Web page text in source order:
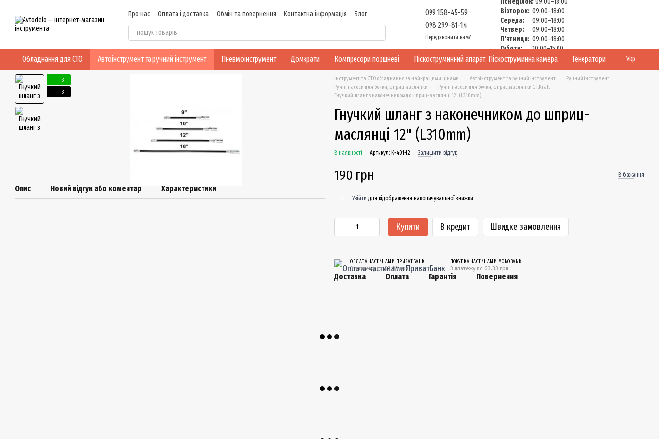
Про нас Оплата і доставка Обмін та повернення Контактна інформація
Блог
Відгуки про магазин
099 158-45-59
098 299-81-14
Передзвонити вам?
Понеділок:09:00–18:00
Вівторок: 09:00–18:00
Середа:
09:00–18:00
Четвер:
09:00–18:00
П'ятниця: 09:00–18:00
Субота:
10:00–15:00
Неділя:
Вихідний
Обладнання для СТО Автоінструмент та ручний інструмент Пневмоінструмент Домкрати Компресори поршневі Піскоструминний апарат. Піскоструминна камера Генератори Укр
3
3
Опис Новий відгук або коментар Характеристики
Інструмент та СТО обладнання за найкращими цінами Автоінструмент та ручний інструмент
Ручний інструмент
Ручні насоси для бочки, шприц маслянки
Ручні насоси для бочки, шприц маслянки G.I.Kraft
Гнучкий шланг з наконечником до шприц-маслянці 12" (L310mm)
Гнучкий шланг з наконечником до шприц-
маслянці 12" (L310mm)
В наявності Артикул: K-401-12 Залишити відгук
190 грн В бажання
Увійти для відображення накопичувальної знижки
Купити В кредит Швидке замовлення
ОПЛАТА ЧАСТИНАМИ ПРИВАТБАНК
3 платежу по 63.33 грн
ПОКУПКА ЧАСТИНАМИ MONOBANK
3 платежу по 63.33 грн
Доставка Оплата Гарантія Повернення